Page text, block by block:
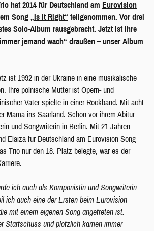
hat 2014 für Deutschland am Eurovision
Song „Is It Right“ teilgenommen. Vor drei
Solo-Album rausgebracht. Jetzt ist ihre
jemand wach“ draußen – unser Album
ist 1992 in der Ukraine in eine musikalische
Ihre polnische Mutter ist Opern- und
Vater spielte in einer Rockband. Mit acht
Mama ins Saarland. Schon vor ihrem Abitur
und Songwriterin in Berlin. Mit 21 Jahren
Elaiza für Deutschland am Eurovision Song
Trio nur den 18. Platz belegte, war es der
ich auch als Komponistin und Songwriterin
ich auch eine der Ersten beim Eurovision
mit einem eigenen Song angetreten ist.
Startschuss und plötzlich kamen immer